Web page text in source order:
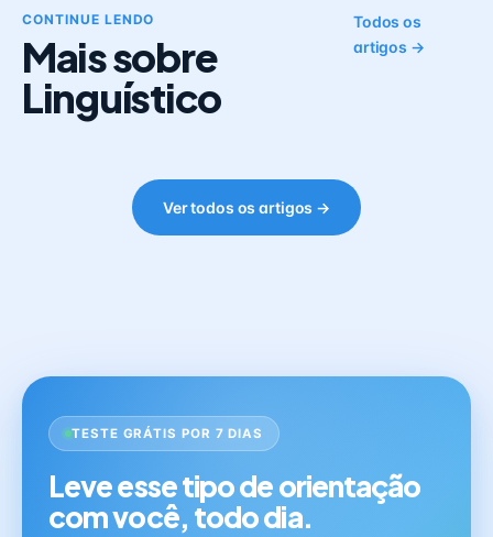
CONTINUE LENDO
Mais sobre
Linguístico
Todos os
artigos →
Ver todos os artigos →
TESTE GRÁTIS POR 7 DIAS
Leve esse tipo de orientação
com você, todo dia.